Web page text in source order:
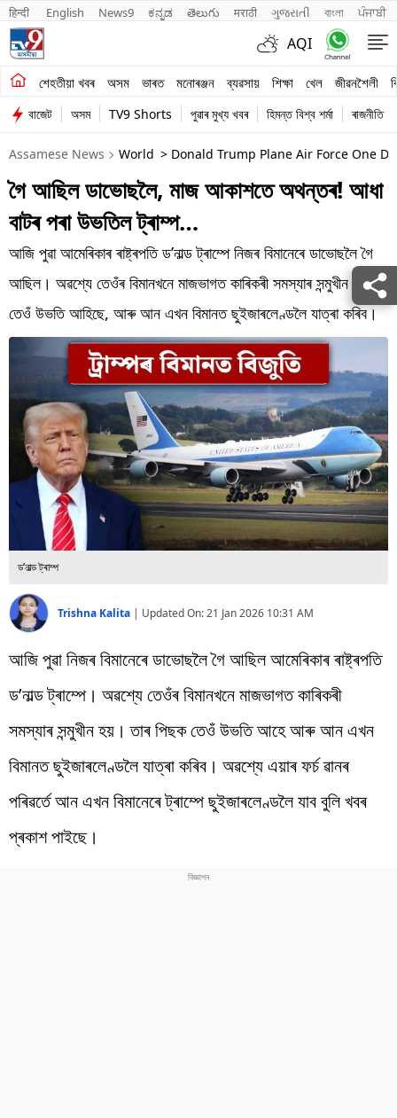
हिन्दी English News9 ಕನ್ನಡ తెలుగు मराठी ગુજરાતી বাংলা ਪੰਜਾਬੀ
AQI
শেহতীয়া খবৰ অসম ভাৰত মনোৰঞ্জন ব্যৱসায় শিক্ষা খেল জীৱনশৈলী
শেহতীয়া খবৰ
অসম
ভাৰত
মনোৰঞ্জন
ব্যৱসায়
শিক্ষা
খেল
জীৱনশৈলী
বিশ্ব
প্ৰযুক্তি
Videos
বাজেট অসম TV9 Shorts পুৱাৰ মুখ্য খবৰ হিমন্ত বিশ্ব শৰ্মা ৰাজনীতি
Assamese News World > Donald Trump Plane Air Force One
গৈ আছিল ডাভোছলৈ, মাজ আকাশতে অথন্তৰ! আধা
বাটৰ পৰা উভতিল ট্ৰাম্প…
আজি পুৱা আমেৰিকাৰ ৰাষ্ট্ৰপতি ড’নাল্ড ট্ৰাম্পে নিজৰ বিমানেৰে ডাভোছলৈ গৈ
আছিল। অৱশ্যে তেওঁৰ বিমানখনে মাজভাগত কাৰিকৰী সমস্যাৰ সন্মুখীন হয়।
তেওঁ উভতি আহিছে, আৰু আন এখন বিমানত ছুইজাৰলেণ্ডলৈ যাত্ৰা কৰিব।
ড’নাল্ড ট্ৰাম্প
Trishna Kalita | Updated On:21 Jan 2026 10:31 AM
আজি পুৱা নিজৰ বিমানেৰে ডাভোছলৈ গৈ আছিল আমেৰিকাৰ ৰাষ্ট্ৰপতি
ড’নাল্ড ট্ৰাম্পে। অৱশ্যে তেওঁৰ বিমানখনে মাজভাগত কাৰিকৰী
সমস্যাৰ সন্মুখীন হয়। তাৰ পিছক তেওঁ উভতি আহে আৰু আন এখন
বিমানত ছুইজাৰলেণ্ডলৈ যাত্ৰা কৰিব। অৱশ্যে এয়াৰ ফৰ্চ ৱানৰ
পৰিৱৰ্তে আন এখন বিমানেৰে ট্ৰাম্পে ছুইজাৰলেণ্ডলৈ যাব বুলি খবৰ
প্ৰকাশ পাইছে।